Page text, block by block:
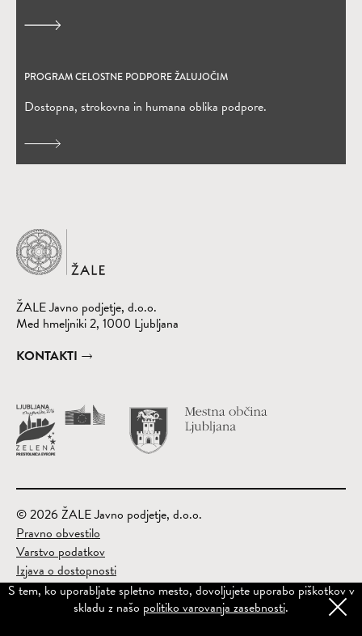
S tem, ko uporabljate spletno mesto, dovoljujete uporabo piškotkov v
skladu z našo politiko varovanja zasebnosti.
PROGRAM CELOSTNE PODPORE ŽALUJOČIM
Dostopna, strokovna in humana oblika podpore.
Domov
ŽALE Javno podjetje, d.o.o.
Med hmeljniki 2, 1000 Ljubljana
KONTAKTI
© 2026 ŽALE Javno podjetje, d.o.o.
Pravno obvestilo
Varstvo podatkov
Izjava o dostopnosti
Kazalo